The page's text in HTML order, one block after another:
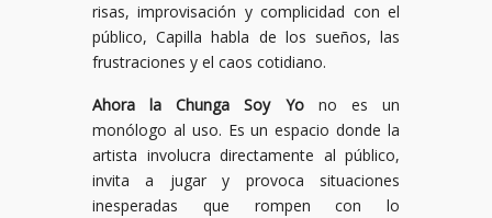
risas, improvisación y complicidad con el
público, Capilla habla de los sueños, las
frustraciones y el caos cotidiano.
Ahora la Chunga Soy Yono es un
monólogo al uso. Es un espacio donde la
artista involucra directamente al público,
invita a jugar y provoca situaciones
inesperadas que rompen con lo